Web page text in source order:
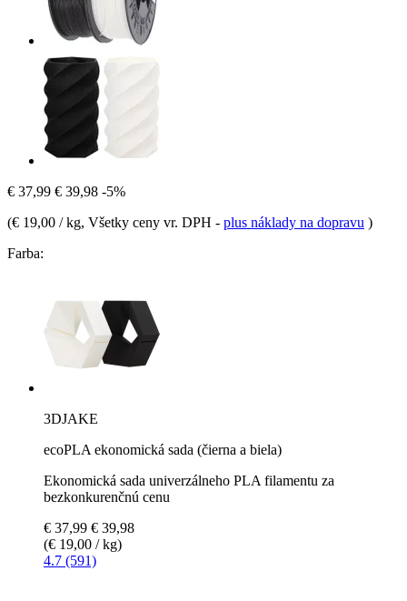
€ 37,99 € 39,98 -5%
(€ 19,00 / kg, Všetky ceny vr. DPH - plus náklady na dopravu )
Farba:
3DJAKE
ecoPLA ekonomická sada (čierna a biela)
Ekonomická sada univerzálneho PLA filamentu za
bezkonkurenčnú cenu
€ 37,99 € 39,98
(€ 19,00 / kg)
4.7 (591)